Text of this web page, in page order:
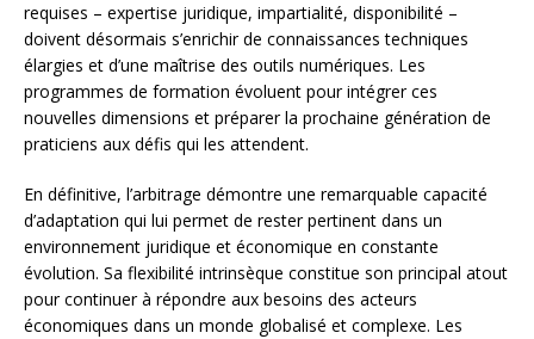
requises – expertise juridique, impartialité, disponibilité –
doivent désormais s’enrichir de connaissances techniques
élargies et d’une maîtrise des outils numériques. Les
programmes de formation évoluent pour intégrer ces
nouvelles dimensions et préparer la prochaine génération de
praticiens aux défis qui les attendent.
En définitive, l’arbitrage démontre une remarquable capacité
d’adaptation qui lui permet de rester pertinent dans un
environnement juridique et économique en constante
évolution. Sa flexibilité intrinsèque constitue son principal atout
pour continuer à répondre aux besoins des acteurs
économiques dans un monde globalisé et complexe. Les